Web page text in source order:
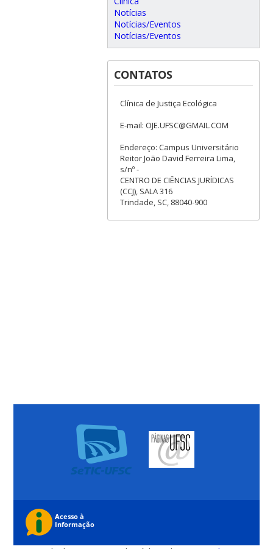
Notícias
Notícias/Eventos
Notícias/Eventos
CONTATOS
Clínica de Justiça Ecológica
E-mail: OJE.UFSC@GMAIL.COM
Endereço: Campus Universitário
Reitor João David Ferreira Lima,
s/nº -
CENTRO DE CIÊNCIAS JURÍDICAS
(CCJ), SALA 316
Trindade, SC, 88040-900